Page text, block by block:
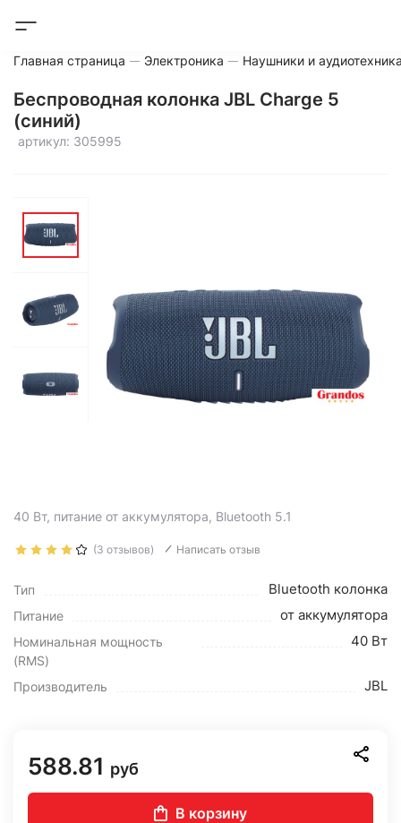
Главная страница Электроника Наушники и
Беспроводная колонка JBL Charge 5
(синий)
артикул: 305995
40 Вт, питание от аккумулятора, Bluetooth 5.1
(3 отзывов) Написать отзыв
Тип Bluetooth колонка
Питание от аккумулятора
Номинальная мощность
(RMS)
40 Вт
Производитель JBL
588.81 руб
В корзину